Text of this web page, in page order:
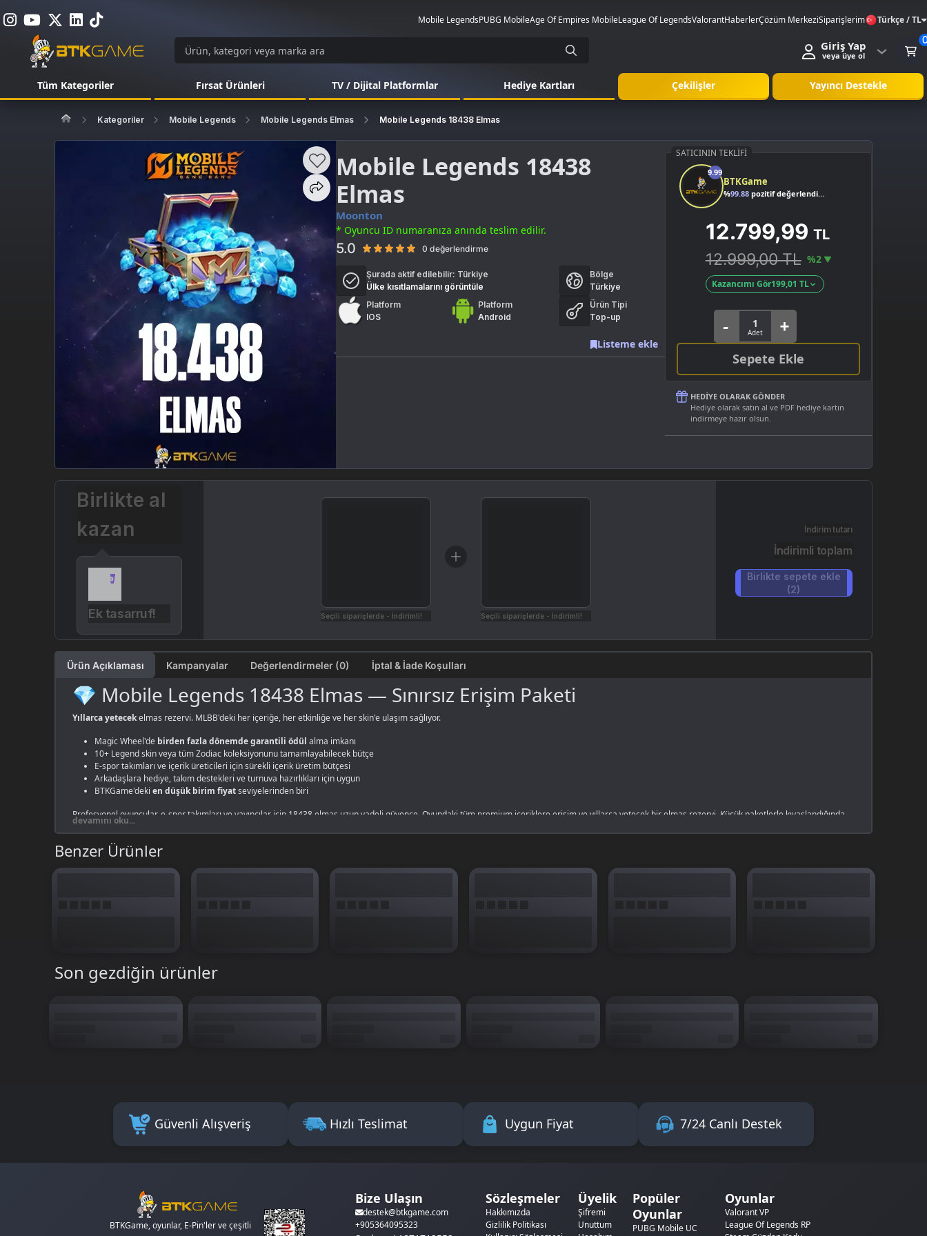
Mobile LegendsPUBG MobileAge Of Empires MobileLeague Of LegendsValorantHaberlerÇözüm MerkeziSiparişlerim Türkçe / TL
Giriş Yap
veya üye ol
Tüm Kategoriler Fırsat Ürünleri TV / Dijital Platformlar Hediye Kartları Çekilişler Yayıncı Destekle
Kategoriler Mobile Legends Mobile Legends Elmas Mobile Legends 18438 Elmas
Mobile Legends 18438
Elmas
Moonton
* Oyuncu ID numaranıza anında teslim edilir.
5.0 0 değerlendirme
Şurada aktif edilebilir: Türkiye
Ülke kısıtlamalarını görüntüle
Bölge
Türkiye
Platform
IOS
Platform
Android
Ürün Tipi
Top-up
Listeme ekle
SATICININ TEKLIFI
9.99
BTKGame
%99.88pozitif değerlendirme
12.799,99 TL
12.999,00 TL %2
Kazancımı Gör199,01 TL
Sepete Ekle
HEDIYE OLARAK GÖNDER
Hediye olarak satın al ve PDF hediye kartın
indirmeye hazır olsun.
Birlikte al
kazan
Ek tasarruf! Seçili siparişlerde - İndirimli! Seçili siparişlerde - İndirimli!
İndirim tutarı
İndirimli toplam
Birlikte sepete ekle
(2)
Ürün Açıklaması Kampanyalar Değerlendirmeler (0) İptal & İade Koşulları
💎 Mobile Legends 18438 Elmas — Sınırsız Erişim Paketi
Yıllarca yetecekelmas rezervi. MLBB'deki her içeriğe, her etkinliğe ve her skin'e ulaşım sağlıyor.
Magic Wheel'de birden fazla dönemde garantili ödül alma imkanı
10+ Legend skin veya tüm Zodiac koleksiyonunu tamamlayabilecek bütçe
E-spor takımları ve içerik üreticileri için sürekli içerik üretim bütçesi
Arkadaşlara hediye, takım destekleri ve turnuva hazırlıkları için uygun
BTKGame'dekien düşük birim fiyatseviyelerinden biri
Profesyonel oyuncular, e-spor takımları ve yayıncılar için 18438 elmas uzun vadeli güvence. Oyundaki tüm premium içeriklere erişim ve yıllarca yetecek bir elmas rezervi. Küçük paketlerle kıyaslandığında
aradaki fiyat farkı cebinde kalıyor. Oyundaki tüm premium içeriklere sınırsız erişim sağlayan yatırı
devamını oku...
Benzer Ürünler
Son gezdiğin ürünler
Güvenli Alışveriş Hızlı Teslimat Uygun Fiyat 7/24 Canlı Destek
BTKGame, oyunlar, E-Pin'ler ve çeşitli
Bize Ulaşın
destek@btkgame.com
+905364095323
Sözleşmeler
Hakkımızda
Gizlilik Politikası
Üyelik
Şifremi
Unuttum
Popüler
Oyunlar
PUBG Mobile UC
Oyunlar
Valorant VP
League Of Legends RP